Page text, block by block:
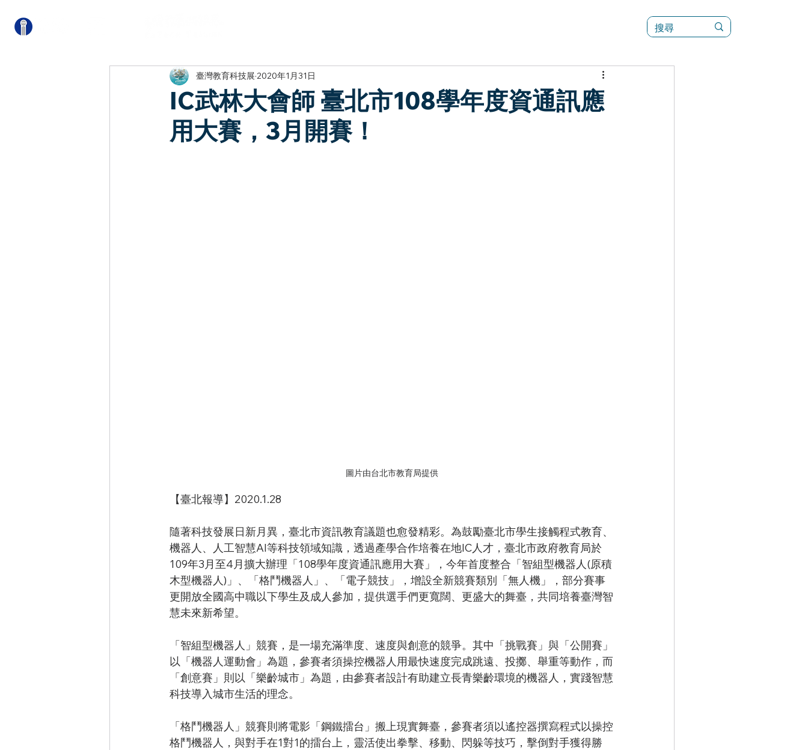
IC武林大會師 臺北市108學年度資通訊應
用大賽，3月開賽！
臺灣教育科技展 2020年1月31日
圖片由台北市教育局提供
【臺北報導】2020.1.28
隨著科技發展日新月異，臺北市資訊教育議題也愈發精彩。為鼓勵臺北市學生接觸程式教育、
機器人、人工智慧AI等科技領域知識，透過產學合作培養在地IC人才，臺北市政府教育局於
109年3月至4月擴大辦理「108學年度資通訊應用大賽」，今年首度整合「智組型機器人(原積
木型機器人)」、「格鬥機器人」、「電子競技」，增設全新競賽類別「無人機」，部分賽事
更開放全國高中職以下學生及成人參加，提供選手們更寬闊、更盛大的舞臺，共同培養臺灣智
慧未來新希望。
「智組型機器人」競賽，是一場充滿準度、速度與創意的競爭。其中「挑戰賽」與「公開賽」
以「機器人運動會」為題，參賽者須操控機器人用最快速度完成跳遠、投擲、舉重等動作，而
「創意賽」則以「樂齡城市」為題，由參賽者設計有助建立長青樂齡環境的機器人，實踐智慧
科技導入城市生活的理念。
「格鬥機器人」競賽則將電影「鋼鐵擂台」搬上現實舞臺，參賽者須以遙控器撰寫程式以操控
格鬥機器人，與對手在1對1的擂台上，靈活使出拳擊、移動、閃躲等技巧，擊倒對手獲得勝